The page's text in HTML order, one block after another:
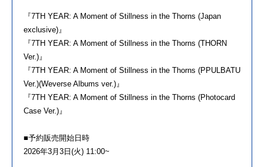
『7TH YEAR: A Moment of Stillness in the Thorns (Japan
exclusive)』
『7TH YEAR: A Moment of Stillness in the Thorns (THORN
Ver.)』
『7TH YEAR: A Moment of Stillness in the Thorns (PPULBATU
Ver.)(Weverse Albums ver.)』
『7TH YEAR: A Moment of Stillness in the Thorns (Photocard
Case Ver.)』
■予約販売開始日時
2026年3月3日(火) 11:00~